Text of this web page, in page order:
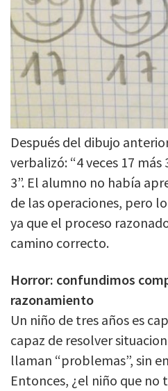
Después del dibujo
verbalizó: “4 veces 17 más
3”. El alumno no había
de las operaciones, pero
ya que el proceso
camino correcto.
Horror: confundimos
razonamiento
Un niño de tres años es
capaz de resolver
llaman “problemas”, sin
Entonces, ¿el niño que no